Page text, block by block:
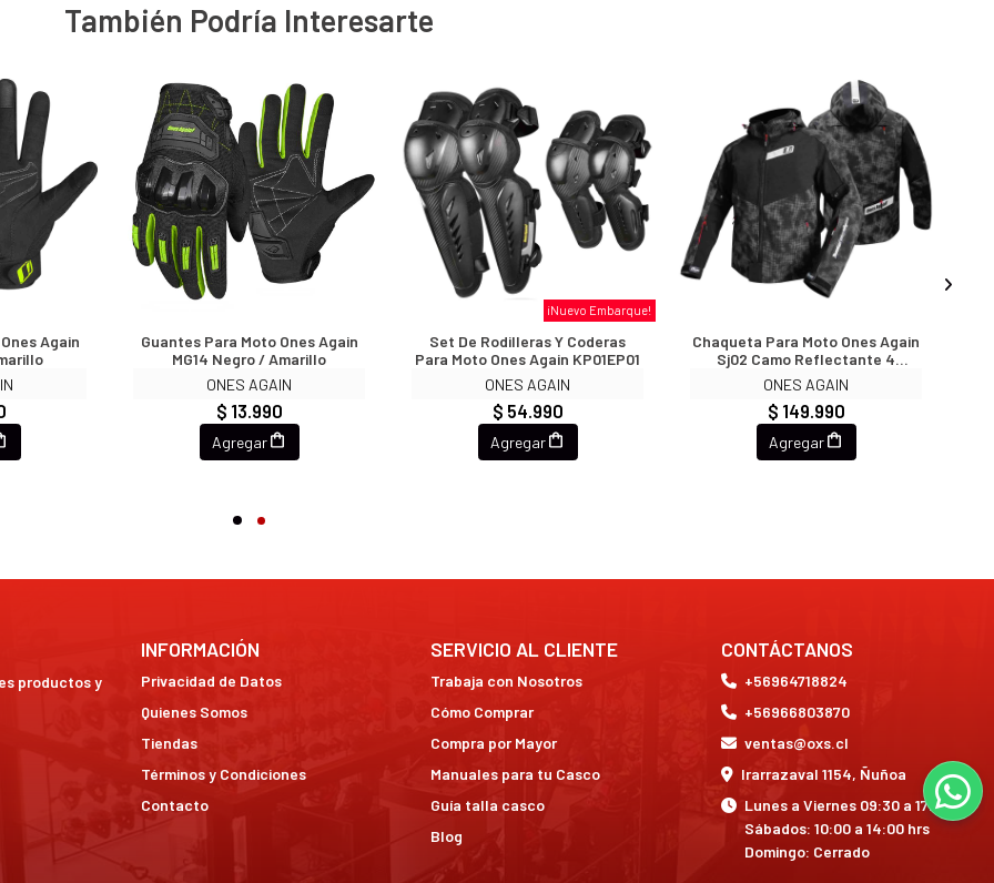
También Podría Interesarte
Again
Guantes Para Moto Ones Again
MG14 Negro / Amarillo
ONES AGAIN
$ 13.990
Agregar
¡Nuevo Embarque!
Set De Rodilleras Y Coderas
Para Moto Ones Again KP01EP01
ONES AGAIN
$ 54.990
Agregar
Chaqueta Para Moto Ones Again
Sj02 Camo Reflectante 4
Estaciones
ONES AGAIN
$ 149.990
Agregar
productos y
INFORMACIÓN
Privacidad de Datos
Quienes Somos
Tiendas
Términos y Condiciones
Contacto
SERVICIO AL CLIENTE
Trabaja con Nosotros
Cómo Comprar
Compra por Mayor
Manuales para tu Casco
Guía talla casco
Blog
CONTÁCTANOS
+56964718824
+56966803870
ventas@oxs.cl
Irarrazaval 1154, Ñuñoa
Lunes a Viernes 09:30 a 17:30 hrs
Sábados: 10:00 a 14:00 hrs
Domingo: Cerrado